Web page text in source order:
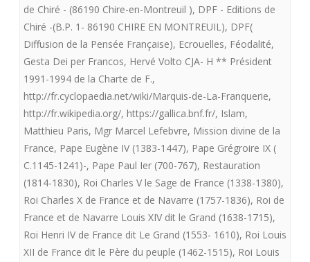
LE
TRES
CHRETIEN
–
pourquoi
le
vrai
Roi
de Chiré - (86190 Chire-en-Montreuil ), DPF - Editions de
Chiré -(B.P. 1- 86190 CHIRE EN MONTREUIL), DPF(
Diffusion de la Pensée Française), Ecrouelles, Féodalité,
Gesta Dei per Francos, Hervé Volto CJA- H ** Président
1991-1994 de la Charte de F.,
http://fr.cyclopaedia.net/wiki/Marquis-de-La-Franquerie,
http://fr.wikipedia.org/, https://gallica.bnf.fr/, Islam,
Matthieu Paris, Mgr Marcel Lefebvre, Mission divine de la
France, Pape Eugène IV (1383-1447), Pape Grégroire IX (
C.1145-1241)-, Pape Paul Ier (700-767), Restauration
(1814-1830), Roi Charles V le Sage de France (1338-1380),
Roi Charles X de France et de Navarre (1757-1836), Roi de
France et de Navarre Louis XIV dit le Grand (1638-1715),
Roi Henri IV de France dit Le Grand (1553- 1610), Roi Louis
XII de France dit le Père du peuple (1462-1515), Roi Louis